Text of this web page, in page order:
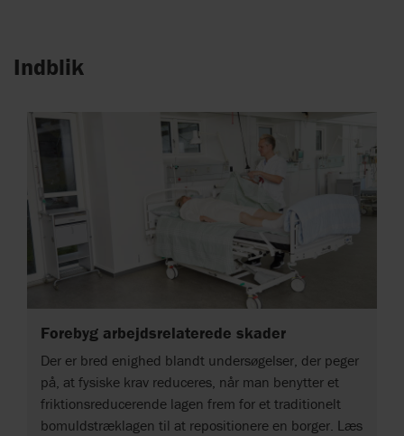
Indblik
Forebyg arbejdsrelaterede skader
Der er bred enighed blandt undersøgelser, der peger
på, at fysiske krav reduceres, når man benytter et
friktionsreducerende lagen frem for et traditionelt
bomuldstræklagen til at repositionere en borger. Læs